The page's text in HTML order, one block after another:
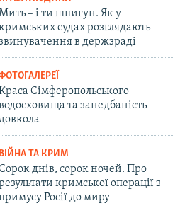
– і ти шпигун. Як у
судах розглядають
в держзраді
Сімферопольського
та занедбаність
ВІЙНА ТА КРИМ
днів, сорок ночей. Про
кримської операції з
Росії до миру